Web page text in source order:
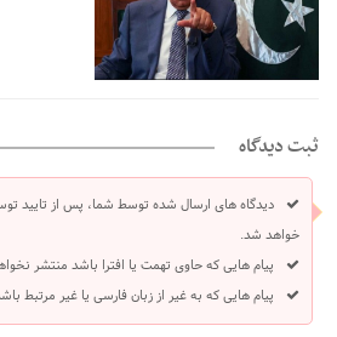
ثبت دیدگاه
دیدگاه های ارسال شده توسط شما، پس از تایید
خواهد شد.
پیام هایی که حاوی تهمت یا افترا باشد منتشر
پیام هایی که به غیر از زبان فارسی یا غیر مرتبط